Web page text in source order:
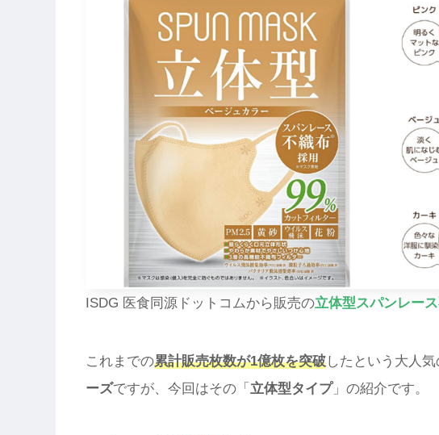
ISDG 医食同源ドットコムから販売の立体型スパンレー
これまでの累計販売枚数が1億枚を突破したという大人気
ーズですが、今回はその「 立体型タイプ」の紹介です。